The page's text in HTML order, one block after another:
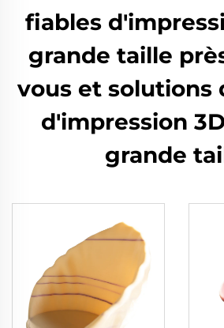
fiables
grande taille
vous et solutions
d'impression
grande